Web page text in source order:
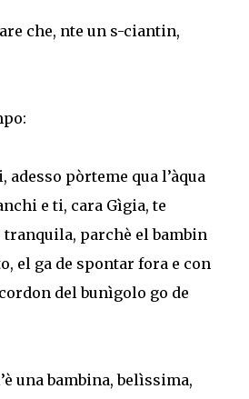
che, nte un s-ciantin,
pòrteme qua l’àqua
e ti, cara Gìgia, te
tranquila, parchè el bambin
el ga de spontar fora e con
del bunìgolo go de
una bambina, belìssima,